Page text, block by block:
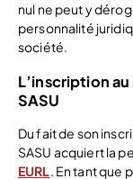
nul ne peut y
personnalité
société.
L’inscription
SASU
Du fait de son
SASU acquiert la
EURL. En tant que